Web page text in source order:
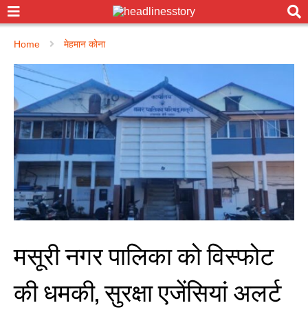
Home मेहमान कोना
मसूरी नगर पालिका को विस्फोट
की धमकी, सुरक्षा एजेंसियां अलर्ट